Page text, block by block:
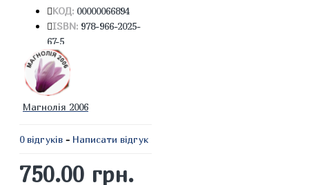
КОД: 00000066894
ISBN: 978-966-2025-
67-5
Магнолія 2006
0 відгуків - Написати відгук
750.00 грн.